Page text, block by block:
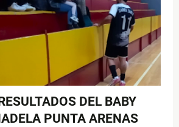
DEL BABY
PUNTA ARENAS